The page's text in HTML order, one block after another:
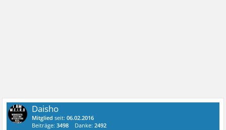
Daisho
Mitglied seit:06.02.2016
Beiträge:3498 Danke:2492